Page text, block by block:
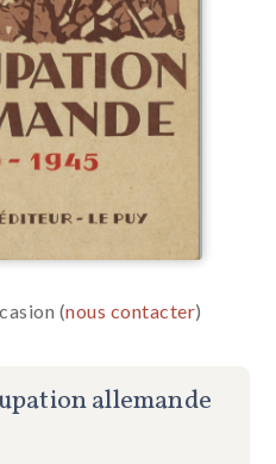
(nous contacter)
allemande